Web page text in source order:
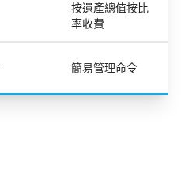
按遺產總值按比
率收費
簡易管理命令